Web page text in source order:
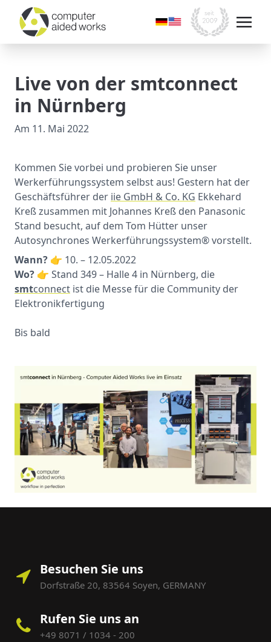
Live von der smtconnect
in Nürnberg
Am 11. Mai 2022
Kommen Sie vorbei und probieren Sie unser
Werkerführungssystem selbst aus! Gestern hat der
Geschäftsführer der iie GmbH & Co. KG Ekkehard
Kreß zusammen mit Johannes Kreß den Panasonic
Stand besucht, auf dem Tom Hütter unser
Autosynchrones Werkerführungssystem® vorstellt.
Wann? 👉 10. – 12.05.2022
Wo? 👉 Stand 349 – Halle 4 in Nürnberg, die
smtconnect ist die Messe für die Community der
Elektronikfertigung
Bis bald
Besuchen Sie uns
Dorfstraße 20, 83564 Soyen, GERMANY
Rufen Sie uns an
+49 8071 / 1034 - 200